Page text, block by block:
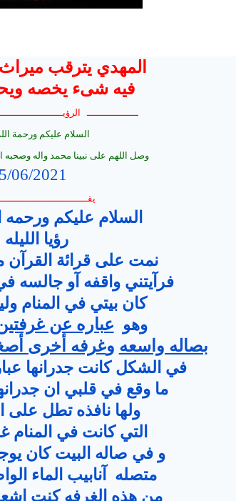
المهدي يترقب
فيه شىء يخصه
ــــــــــــــــــ
السلام عليكم ورحمة
وصل اللهم على نبينا محمد واله وصحبه
06/2021
السلام عليكم ورحمه
رؤيا
نمت على قرائة
فرآيتني واقفه آو جالسه
كان بيتي في المنام
وهو عباره عن
بصاله واسعه وغرفه أخرى
في الشكل كانت جدرانها
ما وقع في قلبي ان
ولها نافذه تطل
التي كانت في المنام
و في صاله البيت كان
متصله آنابيب الماء
من هذه الغرفه كنت